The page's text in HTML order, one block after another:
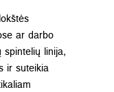
ar darbo
spintelių linija,
ir suteikia